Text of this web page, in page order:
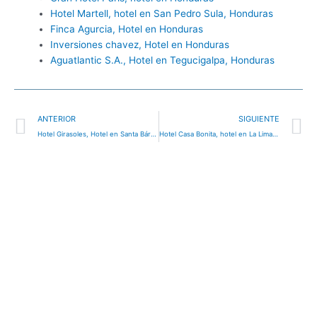
Hotel Martell, hotel en San Pedro Sula, Honduras
Finca Agurcia, Hotel en Honduras
Inversiones chavez, Hotel en Honduras
Aguatlantic S.A., Hotel en Tegucigalpa, Honduras
Ant
ANTERIOR SIGUIENTE
Hotel Casa Bonita, hotel en La Lima, Honduras